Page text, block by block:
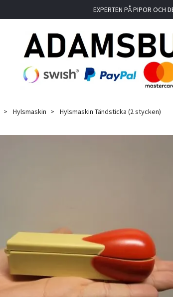
EXPERTEN PÅ PIPOR OCH
Hylsmaskin Hylsmaskin Tändsticka (2 stycken)